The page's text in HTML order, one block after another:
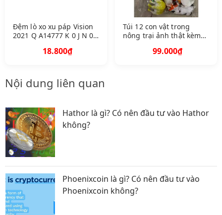
Đệm lò xo xu páp Vision
2021 Q A14777 K 0 J N 00
18.800₫
Túi 12 con vật trong
nông trại ảnh thật kèm
99.000₫
Nội dung liên quan
Hathor là gì? Có nên đầu tư vào Hathor
không?
Phoenixcoin là gì? Có nên đầu tư vào
Phoenixcoin không?